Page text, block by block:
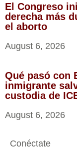
El Congreso
derecha más
el aborto
August 6, 2026
Qué pasó con
inmigrante
custodia de
August 6, 2026
Conéctate